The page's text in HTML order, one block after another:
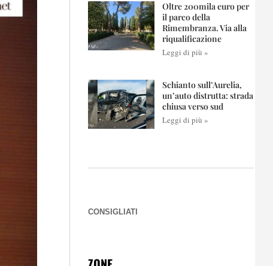
Oltre 200mila euro per
il parco della
Rimembranza. Via alla
riqualificazione
Leggi di più »
Schianto sull’Aurelia,
un’auto distrutta: strada
chiusa verso sud
Leggi di più »
CONSIGLIATI